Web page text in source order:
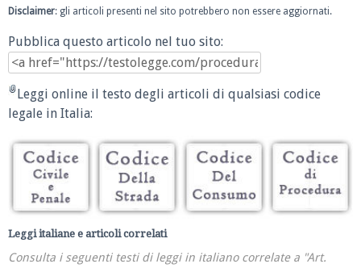
Disclaimer: gli articoli presenti nel sito potrebbero non essere aggiornati.
Pubblica questo articolo nel tuo sito:
Leggi online il testo degli articoli di qualsiasi codice
legale in Italia:
Leggi italiane e articoli correlati
Consulta i seguenti testi di leggi in italiano correlate a "Art.